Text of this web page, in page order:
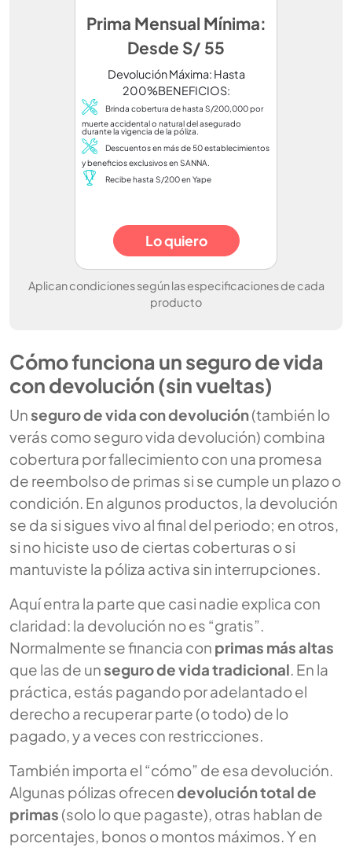
Prima Mensual Mínima:
Desde S/ 55
Devolución Máxima: Hasta
200%BENEFICIOS:
Brinda cobertura de hasta S/200,000 por
muerte accidental o natural del asegurado
durante la vigencia de la póliza.
Descuentos en más de 50 establecimientos
y beneficios exclusivos en SANNA.
Recibe hasta S/200 en Yape
Lo quiero
Aplican condiciones según las especificaciones de cada
producto
Cómo funciona un seguro de vida
con devolución (sin vueltas)
Unseguro de vida con devolución(también lo
verás comoseguro vida devolución) combina
cobertura por fallecimiento con una promesa
de reembolso de primas si se cumple un plazo o
condición. En algunos productos, la devolución
se da si sigues vivo al final del periodo; en otros,
si no hiciste uso de ciertas coberturas o si
mantuviste la póliza activa sin interrupciones.
Aquí entra la parte que casi nadie explica con
claridad: la devolución no es “gratis”.
Normalmente se financia con primas más altas
que las de unseguro de vida tradicional . En la
práctica, estás pagando por adelantado el
derecho a recuperar parte (o todo) de lo
pagado, y a veces con restricciones.
También importa el “cómo” de esa devolución.
Algunas pólizas ofrecendevolución total de
primas (solo lo que pagaste), otras hablan de
porcentajes, bonos o montos máximos. Y en